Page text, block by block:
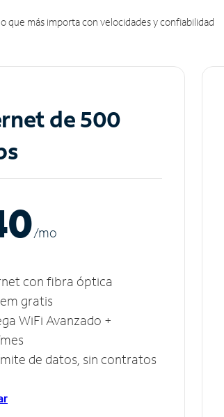
más importa con velocidades y confiabilidad
de 500
/mo
con fibra óptica
gratis
WiFi Avanzado +
de datos, sin contratos